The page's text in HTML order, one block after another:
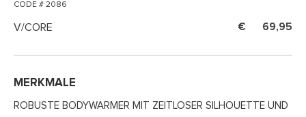
CODE # 2086
V/CORE 69,95
MERKMALE
ROBUSTE BODYWARMER MIT ZEITLOSER SILHOUETTE UND